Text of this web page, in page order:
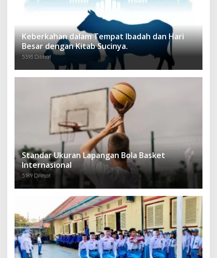
Keberkahan dalam Tempat Ibadah dan Hari
Besar dengan Kitab Sucinya.
5393 Dilihat
Standar Ukuran Lapangan Bola Basket
Internasional
5189 Dilihat